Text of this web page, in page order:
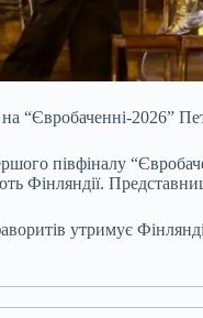
“Євробаченні-2026”
півфіналу
Фінляндії.
утримує